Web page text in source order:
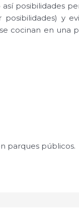
posibilidades
y
cocinan en una
parques públicos.